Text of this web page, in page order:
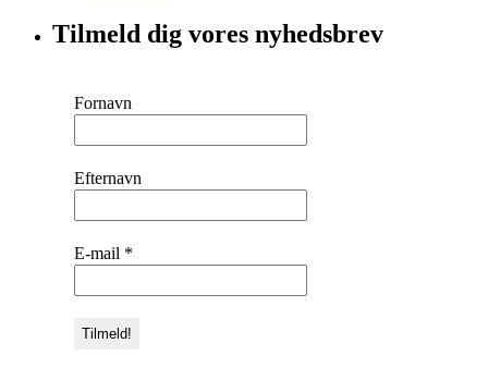
Tilmeld dig vores nyhedsbrev
Fornavn
Efternavn
E-mail *